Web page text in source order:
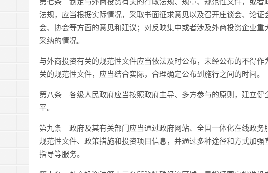
法规，应当根据实际情况，采取书面征求意见以及召开座谈会、论
会、协会等方面的意见和建议；对反映集中或者涉及外商投资企业
采纳的情况。
与外商投资有关的规范性文件应当依法及时公布，未经公布的不得
关的规范性文件，应当结合实际，合理确定公布到施行之间的时间。
第八条 各级人民政府应当按照政府主导、多方参与的原则，建立
平。
第九条 政府及其有关部门应当通过政府网站、全国一体化在线政务
规范性文件、政策措施和投资项目信息，并通过多种途径和方式加强
指导等服务。